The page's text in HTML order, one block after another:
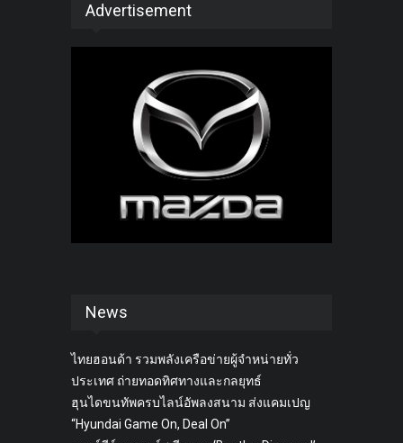
Advertisement
News
ไทยฮอนด้า รวมพลังเครือข่ายผู้จำหน่ายทั่ว
ประเทศ ถ่ายทอดทิศทางและกลยุทธ์
ฮุนไดขนทัพครบไลน์อัพลงสนาม ส่งแคมเปญ
“Hyundai Game On, Deal On”